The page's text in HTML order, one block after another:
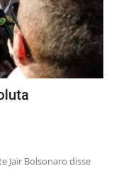
Jair Bolsonaro disse